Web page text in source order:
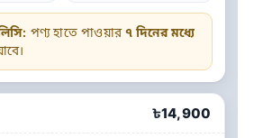
পণ্য হাতে পাওয়ার৭ দিনের মধ্যে
৳14,900